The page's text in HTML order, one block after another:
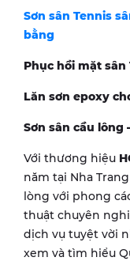
Sơn sân Tennis
bằng
Phục hồi mặt sân
Lăn sơn epoxy
Sơn sân cầu lông
Với thương hiệu
năm tại Nha
lòng với phong
thuật chuyên
dịch vụ tuyệt vời
xem và tìm hiểu